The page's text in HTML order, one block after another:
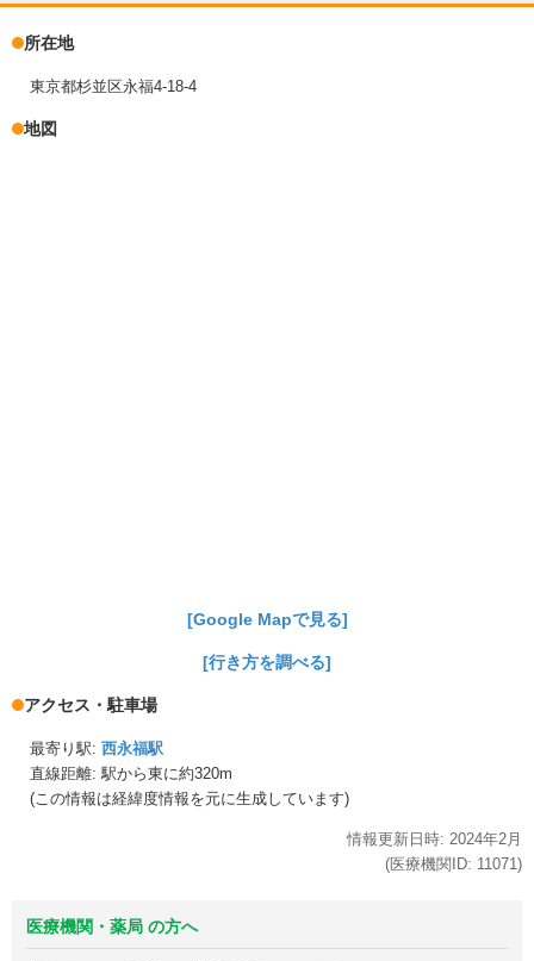
所在地
東京都杉並区永福4-18-4
地図
[Google Mapで見る]
[行き方を調べる]
アクセス・駐車場
最寄り駅: 西永福駅
直線距離: 駅から東に約320m
(この情報は経緯度情報を元に生成しています)
情報更新日時: 2024年2月
(医療機関ID: 11071)
医療機関・薬局 の方へ